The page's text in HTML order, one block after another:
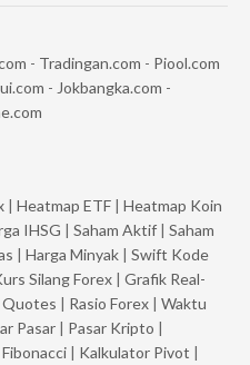
- Tradingan.com - Piool.com
- Jokbangka.com -
| Heatmap ETF | Heatmap Koin
IHSG | Saham Aktif | Saham
| Harga Minyak | Swift Kode
Silang Forex | Grafik Real-
Quotes | Rasio Forex | Waktu
Pasar | Pasar Kripto |
| Kalkulator Pivot |